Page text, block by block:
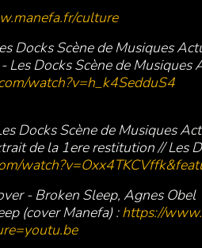
culture
Docks Scène de Musiques
Les Docks Scène de Musiques
watch?v=h_k4SedduS4
Docks Scène de Musiques
de la 1ere restitution // Les
- Broken Sleep, Agnes Obel
(cover Manefa) :https://